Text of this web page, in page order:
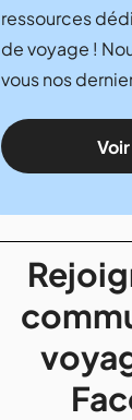
ressources
de voyage !
vous nos